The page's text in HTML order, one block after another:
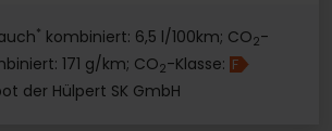
* kombiniert: 6,5 l/100km; CO2-
171 g/km; CO2-Klasse: F
der Hülpert SK GmbH